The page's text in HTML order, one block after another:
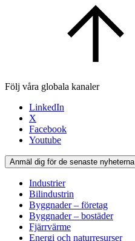
Följ våra globala kanaler
LinkedIn
X
Facebook
Youtube
Anmäl dig för de senaste nyheterna
Industrier
Bilindustrin
Byggnader – företag
Byggnader – bostäder
Fjärrvärme
Energi och naturresurser